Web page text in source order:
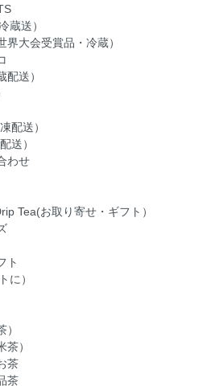
蔵送）
大会受賞品・冷蔵）
送）
配送）
送）
わせ
Tea(お取り寄せ・ギフト）
ト
に）
）
茶
茶